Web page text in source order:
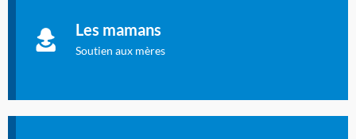
Les mamans
Soutien aux mères
à allaiter et vous informer : toutes les rubriques qui
concernent l'allaitement.